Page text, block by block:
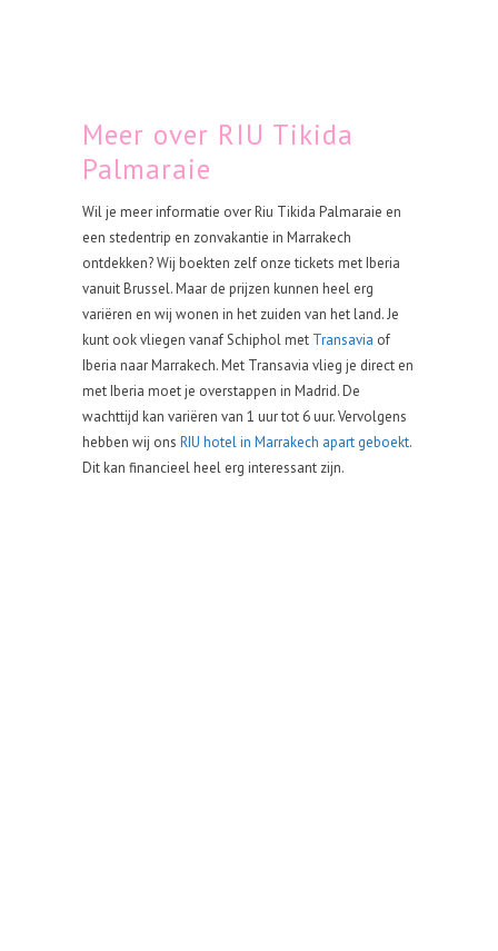
Meer over RIU Tikida
Palmaraie
Wil je meer informatie over Riu Tikida Palmaraie en
een stedentrip en zonvakantie in Marrakech
ontdekken? Wij boekten zelf onze tickets met Iberia
vanuit Brussel. Maar de prijzen kunnen heel erg
variëren en wij wonen in het zuiden van het land. Je
kunt ook vliegen vanaf Schiphol met Transavia of
Iberia naar Marrakech. Met Transavia vlieg je direct en
met Iberia moet je overstappen in Madrid. De
wachttijd kan variëren van 1 uur tot 6 uur. Vervolgens
hebben wij ons RIU hotel in Marrakech apart geboekt.
Dit kan financieel heel erg interessant zijn.